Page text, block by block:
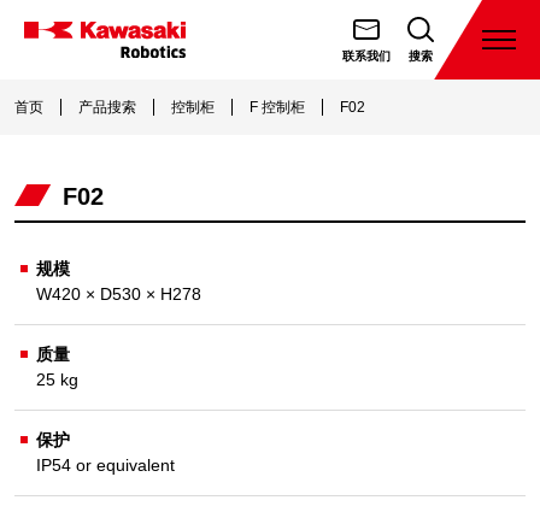
内 崎
人
津）
有
公
联系我们 搜索
打
首页 产品搜索 控制柜 F 控制柜 F02
F02
规模
W420 × D530 × H278
质量
25 kg
保护
IP54 or equivalent